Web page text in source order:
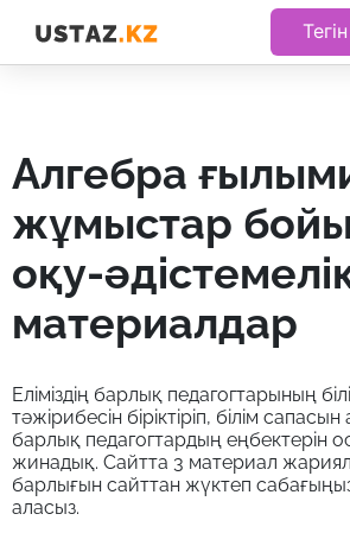
алгебра ғылыми
жұмыстар
оқу-
материалдар
Еліміздің барлық педагогтарының
тәжірибесін біріктіріп, білім
барлық педагогтардың еңбектерін
жинадық. Сайтта 3 материал
барлығын сайттан жүктеп
аласыз.